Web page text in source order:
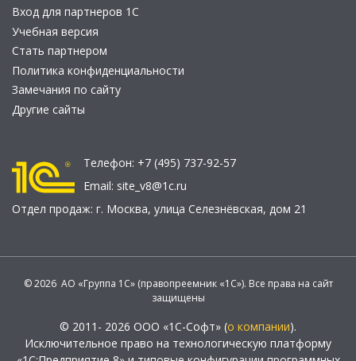
Вход для партнеров 1С
Учебная версия
Стать партнером
Политика конфиденциальности
Замечания по сайту
Другие сайты
Телефон: +7 (495) 737-92-57
Email: site_v8@1c.ru
Отдел продаж: г. Москва, улица Селезнёвская, дом 21
© 2026 АО «Группа 1С» (правопреемник «1С»). Все права на сайт
защищены
© 2011- 2026 ООО «1С-Софт» (о компании).
Исключительное право на технологическую платформу